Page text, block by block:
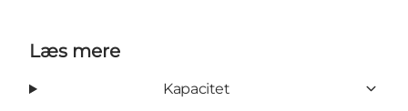
Læs mere
Kapacitet